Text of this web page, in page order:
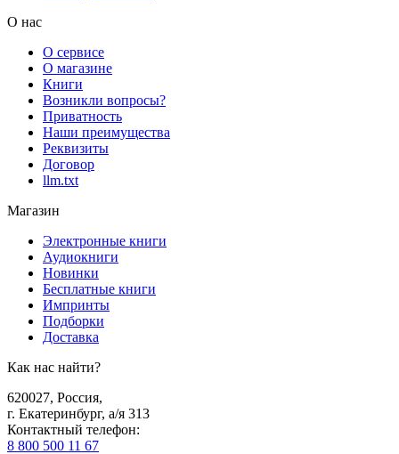
О нас
О сервисе
О магазине
Книги
Возникли вопросы?
Приватность
Наши преимущества
Реквизиты
Договор
llm.txt
Магазин
Электронные книги
Аудиокниги
Новинки
Бесплатные книги
Импринты
Подборки
Доставка
Как нас найти?
620027, Россия,
г. Екатеринбург, а/я 313
Контактный телефон:
8 800 500 11 67